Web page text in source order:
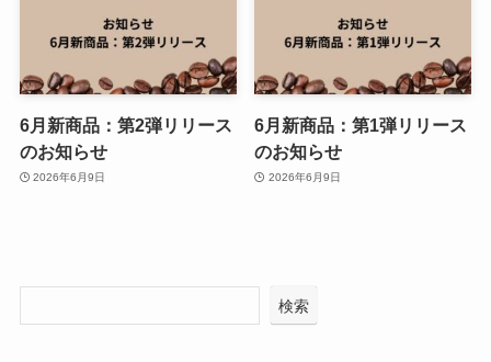
6月新商品：第2弾リリース
のお知らせ
2026年6月9日
6月新商品：第1弾リリース
のお知らせ
2026年6月9日
検索